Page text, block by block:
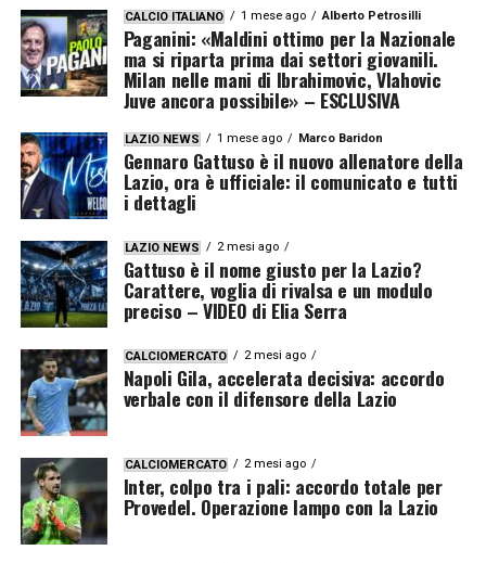
CALCIO ITALIANO 1 mese ago Alberto Petrosilli
Paganini: «Maldini ottimo per la Nazionale
ma si riparta prima dai settori giovanili.
Milan nelle mani di Ibrahimovic, Vlahovic
Juve ancora possibile» – ESCLUSIVA
LAZIO NEWS 1 mese ago Marco Baridon
Gennaro Gattuso è il nuovo allenatore della
Lazio, ora è ufficiale: il comunicato e tutti
i dettagli
LAZIO NEWS 2 mesi ago
Gattuso è il nome giusto per la Lazio?
Carattere, voglia di rivalsa e un modulo
preciso – VIDEO di Elia Serra
CALCIOMERCATO 2 mesi ago
Napoli Gila, accelerata decisiva: accordo
verbale con il difensore della Lazio
CALCIOMERCATO 2 mesi ago
Inter, colpo tra i pali: accordo totale per
Provedel. Operazione lampo con la Lazio